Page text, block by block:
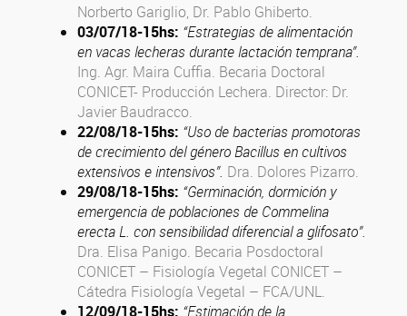
Norberto Gariglio, Dr. Pablo Ghiberto.
03/07/18-15hs: “Estrategias de alimentación
en vacas lecheras durante lactación temprana”.
Ing. Agr. Maira Cuffia. Becaria Doctoral
CONICET- Producción Lechera. Director: Dr.
Javier Baudracco.
22/08/18-15hs: “Uso de bacterias promotoras
de crecimiento del género Bacillus en cultivos
extensivos e intensivos”. Dra. Dolores Pizarro.
29/08/18-15hs: “Germinación, dormición y
emergencia de poblaciones de Commelina
erecta L. con sensibilidad diferencial a glifosato”.
Dra. Elisa Panigo. Becaria Posdoctoral
CONICET – Fisiología Vegetal CONICET –
Cátedra Fisiología Vegetal – FCA/UNL.
12/09/18-15hs: “Estimación de la